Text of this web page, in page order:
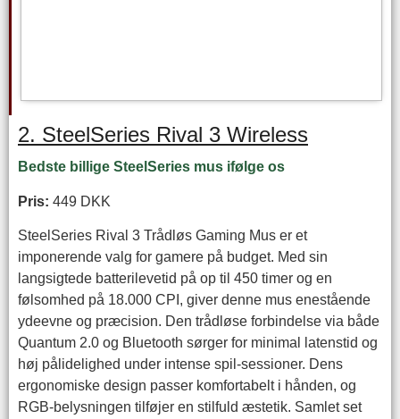
2. SteelSeries Rival 3 Wireless
Bedste billige SteelSeries mus ifølge os
Pris: 449 DKK
SteelSeries Rival 3 Trådløs Gaming Mus er et
imponerende valg for gamere på budget. Med sin
langsigtede batterilevetid på op til 450 timer og en
følsomhed på 18.000 CPI, giver denne mus enestående
ydeevne og præcision. Den trådløse forbindelse via både
Quantum 2.0 og Bluetooth sørger for minimal latenstid og
høj pålidelighed under intense spil-sessioner. Dens
ergonomiske design passer komfortabelt i hånden, og
RGB-belysningen tilføjer en stilfuld æstetik. Samlet set